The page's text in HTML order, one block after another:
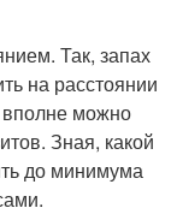
Так, запах
на расстоянии
вполне можно
Зная, какой
до минимума